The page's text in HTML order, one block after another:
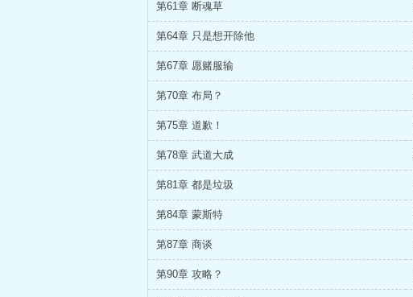
第61章 断魂草
第64章 只是想开除他
第67章 愿赌服输
第70章 布局？
第75章 道歉！
第78章 武道大成
第81章 都是垃圾
第84章 蒙斯特
第87章 商谈
第90章 攻略？